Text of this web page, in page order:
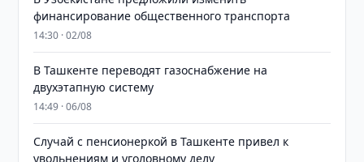
финансирование общественного транспорта
14:30 · 02/08
В Ташкенте переводят газоснабжение на
двухэтапную систему
14:49 · 06/08
Случай с пенсионеркой в Ташкенте привел к
увольнениям и уголовному делу